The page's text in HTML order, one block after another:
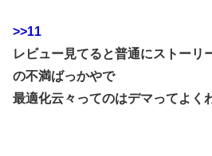
>>11
レビュー見てると普通にストーリ
の不満ばっかやで
最適化云々ってのはデマってよく